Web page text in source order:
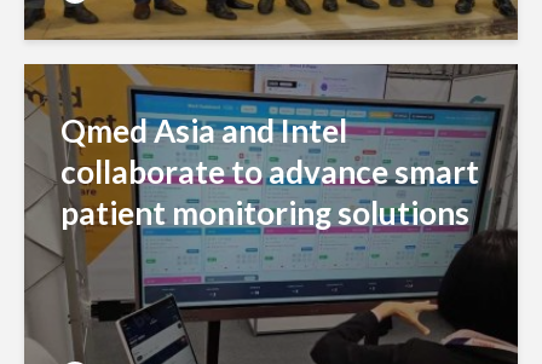
Qmed Asia and Intel
collaborate to advance smart
patient monitoring solutions